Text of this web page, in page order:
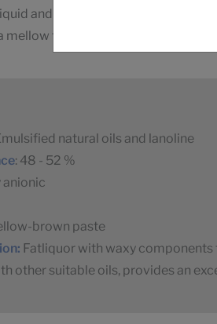
and pumpable for easy use.
touch.
natural oils and lanoline
: 48 - 52 %
anionic
brown paste
Fatliquor with waxy components
other suitable oils, provides an